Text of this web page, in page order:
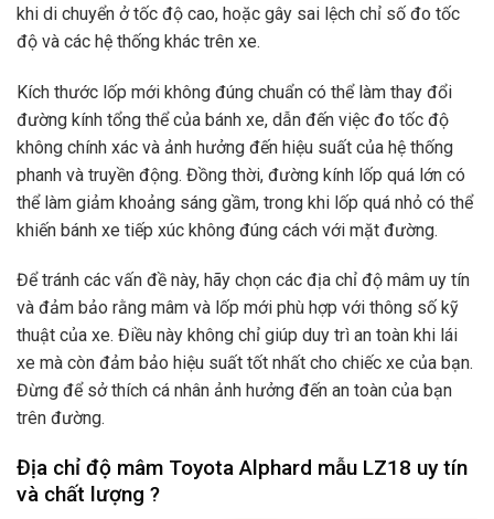
khi di chuyển ở tốc độ cao, hoặc gây sai lệch chỉ số đo tốc
độ và các hệ thống khác trên xe.
Kích thước lốp mới không đúng chuẩn có thể làm thay đổi
đường kính tổng thể của bánh xe, dẫn đến việc đo tốc độ
không chính xác và ảnh hưởng đến hiệu suất của hệ thống
phanh và truyền động. Đồng thời, đường kính lốp quá lớn có
thể làm giảm khoảng sáng gầm, trong khi lốp quá nhỏ có thể
khiến bánh xe tiếp xúc không đúng cách với mặt đường.
Để tránh các vấn đề này, hãy chọn các địa chỉ độ mâm uy tín
và đảm bảo rằng mâm và lốp mới phù hợp với thông số kỹ
thuật của xe. Điều này không chỉ giúp duy trì an toàn khi lái
xe mà còn đảm bảo hiệu suất tốt nhất cho chiếc xe của bạn.
Đừng để sở thích cá nhân ảnh hưởng đến an toàn của bạn
trên đường.
Địa chỉ độ mâm Toyota Alphard mẫu LZ18 uy tín
và chất lượng ?